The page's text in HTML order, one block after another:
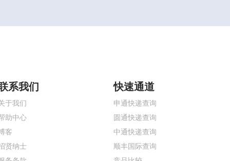
系我们
于我们
助中心
客
贤纳士
快速通道
申通快递查询
圆通快递查询
中通快递查询
顺丰国际查询